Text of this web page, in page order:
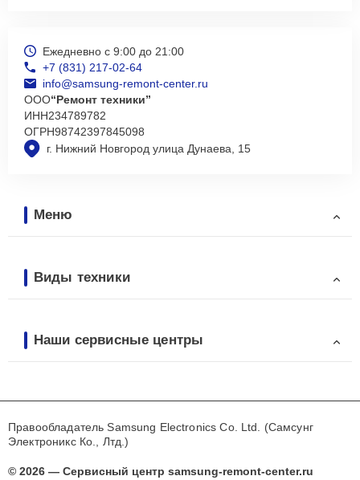
г. Нижний Новгород улица Дунаева, 15
Ежедневно с 9:00 до 21:00
+7 (831) 217-02-64
info@samsung-remont-center.ru
ООО“Ремонт техники”
ИНН234789782
ОГРН98742397845098
Меню
Виды техники
Наши сервисные центры
Правообладатель Samsung Electronics Co. Ltd. (Самсунг
Электроникс Ко., Лтд.)
© 2026 — Сервисный центр samsung-remont-center.ru